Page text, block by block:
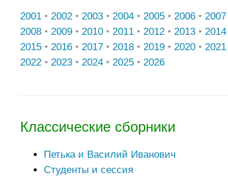
2001 • 2002 • 2003 • 2004 • 2005 • 2006 • 2007
2008 • 2009 • 2010 • 2011 • 2012 • 2013 • 2014
2015 • 2016 • 2017 • 2018 • 2019 • 2020 • 2021
2022 • 2023 • 2024 • 2025 • 2026
Классические сборники
Петька и Василий Иванович
Студенты и сессия